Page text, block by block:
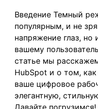
Введение Темный
популярным, и не
напряжение глаз, но
вашему
статье мы
HubSpot и о том,
ваше цифровое
элегантную,
Давайте